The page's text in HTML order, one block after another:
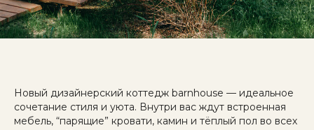
Новый дизайнерский коттедж barnhouse — идеальное
сочетание стиля и уюта. Внутри вас ждут встроенная
мебель, “парящие” кровати, камин и тёплый пол во всех